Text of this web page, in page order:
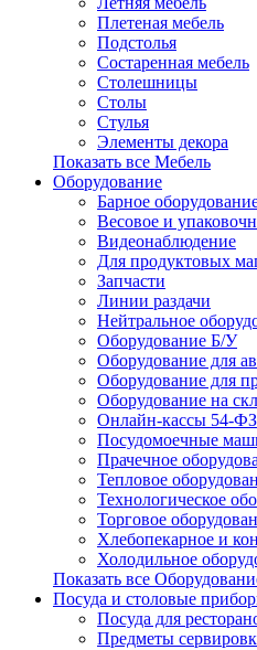
Плетеная мебель
Подстолья
Состаренная мебель
Столешницы
Столы
Стулья
Элементы декора
Показать все Мебель
Оборудование
Барное
Весовое и
Видеонаблюдение
Для продуктовых
Запчасти
Линии раздачи
Нейтральное
Оборудование Б/У
Оборудование для
Оборудование для
Оборудование на
Онлайн-кассы 54-ФЗ
Посудомоечные
Прачечное
Тепловое
Технологическое
Торговое
Хлебопекарное и
Холодильное
Показать все
Посуда и столовые
Посуда для
Предметы